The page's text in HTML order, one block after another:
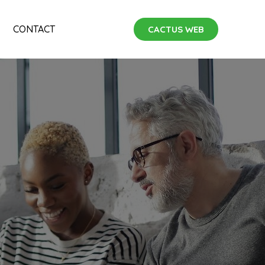
CONTACT CACTUS WEB